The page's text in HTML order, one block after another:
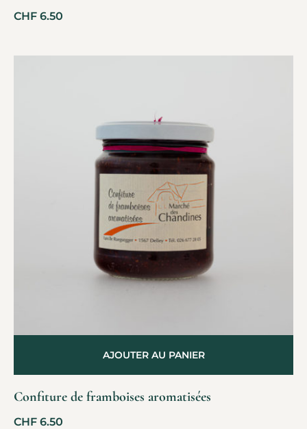
CHF 6.50
Confiture de framboises aromatisées
CHF 6.50
AJOUTER AU PANIER